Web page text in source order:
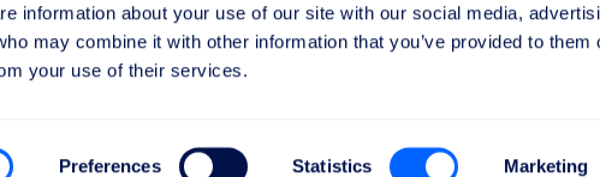
information about your use of our site with our social media,
may combine it with other information that you’ve provided to them
your use of their services.
Preferences Statistics Marketing
Limited